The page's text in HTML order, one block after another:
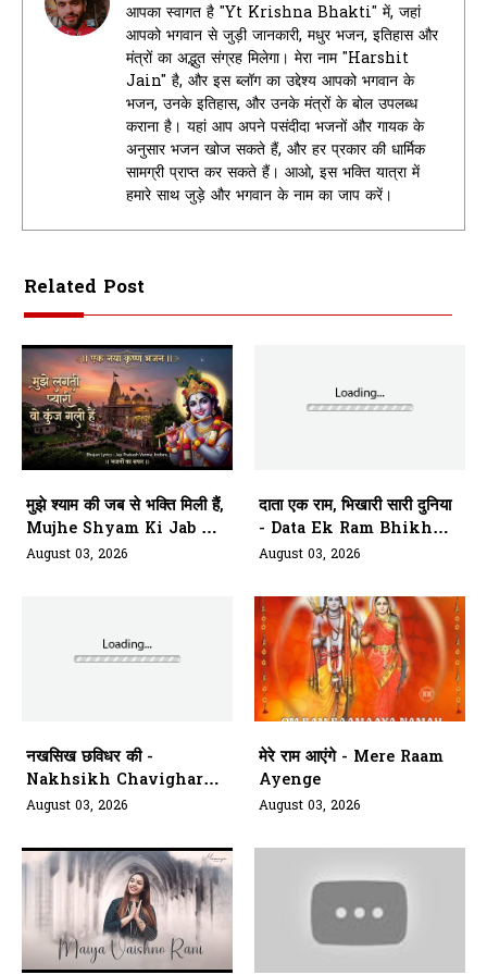
आपका स्वागत है "Yt Krishna Bhakti" में, जहां
आपको भगवान से जुड़ी जानकारी, मधुर भजन, इतिहास और
मंत्रों का अद्भुत संग्रह मिलेगा। मेरा नाम "Harshit
Jain" है, और इस ब्लॉग का उद्देश्य आपको भगवान के
भजन, उनके इतिहास, और उनके मंत्रों के बोल उपलब्ध
कराना है। यहां आप अपने पसंदीदा भजनों और गायक के
अनुसार भजन खोज सकते हैं, और हर प्रकार की धार्मिक
सामग्री प्राप्त कर सकते हैं। आओ, इस भक्ति यात्रा में
हमारे साथ जुड़े और भगवान के नाम का जाप करें।
Related Post
मुझे श्याम की जब से भक्ति मिली हैं,
Mujhe Shyam Ki Jab Se
Bhakti Mili Hai
August 03, 2026
दाता एक राम, भिखारी सारी दुनिया
- Data Ek Ram Bhikhari
Saari Duniya
August 03, 2026
नखसिख छविधर की -
Nakhsikh Chavighar
Aarti Kariye Siyavar Ki
August 03, 2026
मेरे राम आएंगे - Mere Raam
Ayenge
August 03, 2026